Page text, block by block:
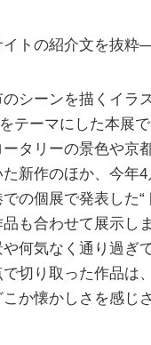
トの紹介文を抜粋
シーンを描くイラ
テーマにした本展
タリーの景色や京
新作のほか、今年
の個展で発表した“
も合わせて展示し
何気なく通り過ぎ
切り取った作品は
か懐かしさを感じ